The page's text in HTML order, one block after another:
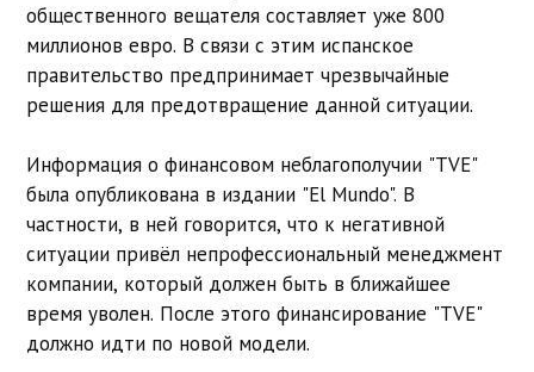
общественного вещателя составляет уже 800
миллионов евро. В связи с этим испанское
правительство предпринимает чрезвычайные
решения для предотвращение данной ситуации.
Информация о финансовом неблагополучии "TVE"
была опубликована в издании "El Mundo". В
частности, в ней говорится, что к негативной
ситуации привёл непрофессиональный менеджмент
компании, который должен быть в ближайшее
время уволен. После этого финансирование "TVE"
должно идти по новой модели.